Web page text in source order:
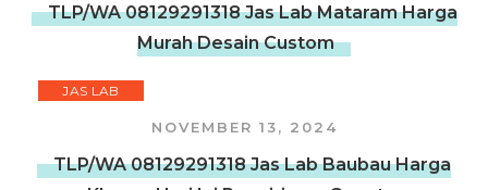
TLP/WA 08129291318 Jas Lab Mataram Harga
Murah Desain Custom
JAS LAB
NOVEMBER 13, 2024
TLP/WA 08129291318 Jas Lab Baubau Harga